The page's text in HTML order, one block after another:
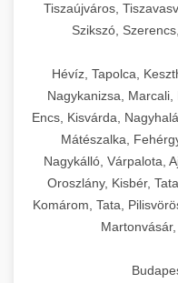
Tiszaújváros,
Szikszó,
Hévíz, Tapolca,
Nagykanizsa, Marcali,
Encs, Kisvárda,
Mátészalka,
Nagykálló, Várpalota,
Oroszlány, Kisbér,
Komárom, Tata,